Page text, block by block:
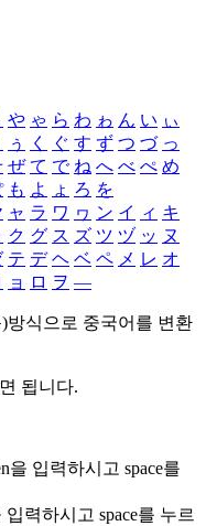
や ゃ ら わ ゎ ん い ぃ
ぅ く ぐ す ず つ づ っ
ぜ て で ね へ べ ぺ め
も よ ょ ろ を
ャ ラ ワ ヮ ン イ ィ キ
ク グ ス ズ ツ ヅ ッ ヌ
テ デ ヘ ベ ペ メ レ オ
ョ ロ ヲ ―
방식으로 중국어를 변환
됩니다.
을 입력하시고 space를
입력하시고 space를 누르